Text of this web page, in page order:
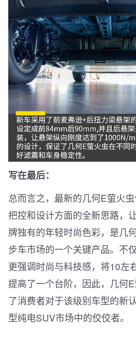
写在最后：
总而言之，最新的几何E萤火
把控和设计方面的全新思路，
牌独有的年轻时尚色彩，是几
步车市场的一个关键产品。不
更强调时尚与科技感，将10左
提高了一个台阶，因此，几何
了消费者对于该级别车型的新
型纯电SUV市场中的佼佼者。